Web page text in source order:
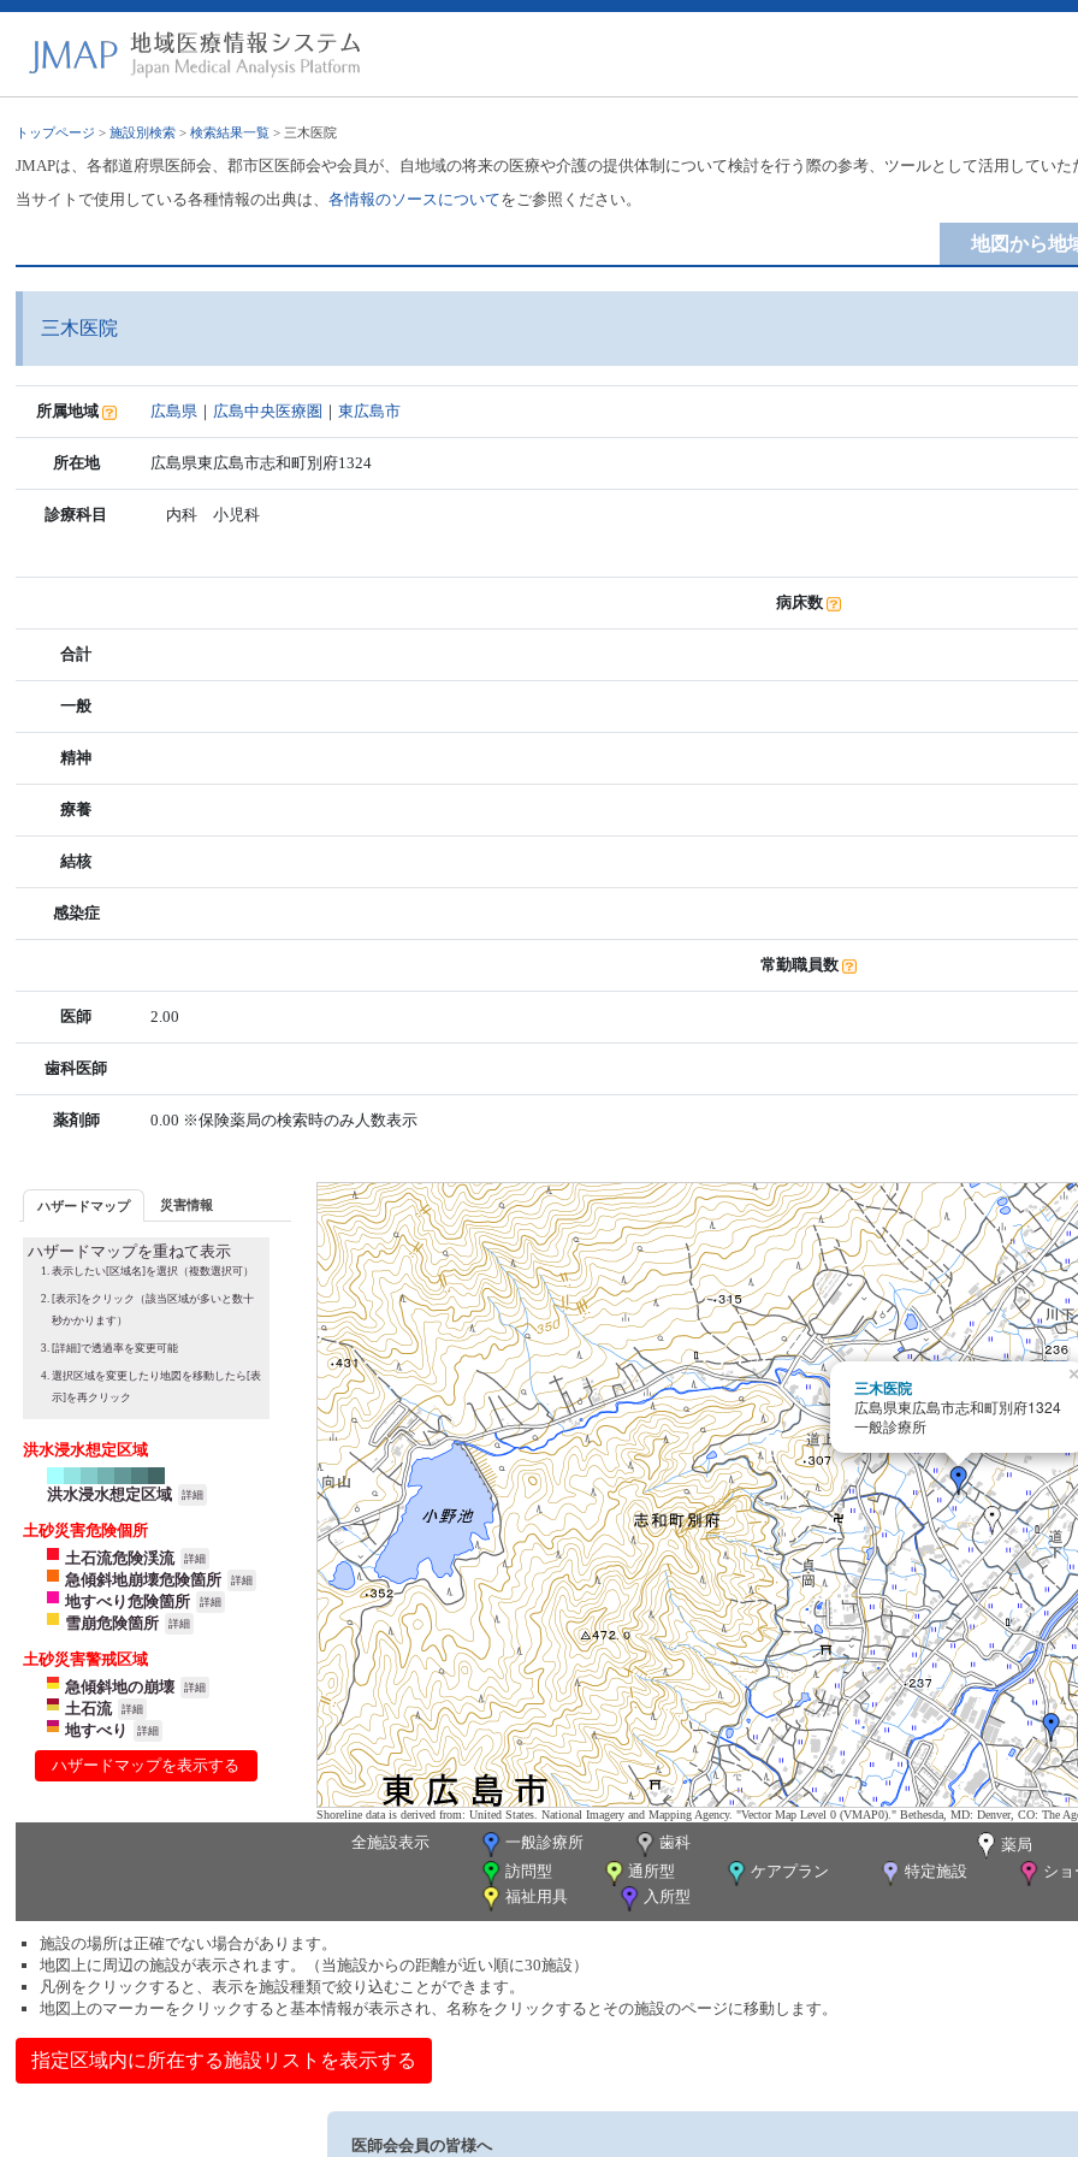
トップページ >施設別検索 >検索結果一覧 > 三木医院
JMAPは、各都道府県医師会、郡市区医師会や会員が、自地域の将来の医療や介護の提供体制について検討を行う際の参考、ツールとして活用してい
当サイトで使用している各種情報の出典は、各情報のソースについてをご参照ください。
地図から地
三木医院
所属地域 広島県 ｜ 広島中央医療圏 ｜東広島市
所在地 広島県東広島市志和町別府1324
診療科目 内科 小児科
病床数
合計
一般
精神
療養
結核
感染症
常勤職員数
医師 2.00
歯科医師
薬剤師 0.00 ※保険薬局の検索時のみ人数表示
ハザードマップ 災害情報
ハザードマップを重ねて表示
表示したい[区域名]を選択（複数選択可）
[表示]をクリック（該当区域が多いと数十
秒かかります）
[詳細]で透過率を変更可能
選択区域を変更したり地図を移動したら[表
示]を再クリック
洪水浸水想定区域
洪水浸水想定区域 詳細
土砂災害危険個所
土石流危険渓流
詳細
急傾斜地崩壊危険箇所 詳細
地すべり危険箇所 詳細
雪崩危険箇所 詳細
土砂災害警戒区域
急傾斜地の崩壊
詳細
土石流 詳細
地すべり 詳細
ハザードマップを表示する
三木医院
広島県東広島市志和町別府1324
一般診療所
×
Shoreline data is derived from: United States. National Imagery and Mapping Agency. "Vector Map Level 0 (VMAP0)." Bethesda, MD: Denver, CO: The
全施設表示 一般診療所 歯科
薬局
訪問型
通所型 ケアプラン 特定施設
シ
福祉用具
入所型
施設の場所は正確でない場合があります。
地図上に周辺の施設が表示されます。（当施設からの距離が近い順に30施設）
凡例をクリックすると、表示を施設種類で絞り込むことができます。
地図上のマーカーをクリックすると基本情報が表示され、名称をクリックするとその施設のページに移動します。
指定区域内に所在する施設リストを表示する
医師会会員の皆様へ